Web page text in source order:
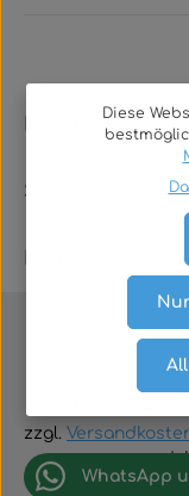
Rechtliches
Service
zzgl.
WhatsApp
Diese